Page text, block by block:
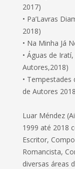
2017)
• Pa’Lavras
2018)
• Na Minha Já
• Águas de
Autores,2018)
• Tempestades
de Autores
Luar Méndez
1999 até 2018
Escritor,
Romancista,
diversas áreas